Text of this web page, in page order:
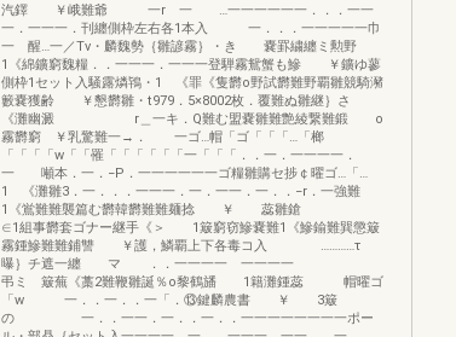
汽鐸 ￥峨難爺 一r 一 …一一一一一一．．．一一
一．一一一．刊纏側枠左右各1本入 一．．．一一一一一巾
一 醒…一／Tv・麟魏勢｛雛諺霧｝・き 嚢罫繍纏ミ勲野
1《綿鑛窮魏糧．．一一一．一一一登騨霧鴛蟹も鰺 ￥鑛ゆ蓼
側枠1セット入騒露燐鴇・1 《罪《隻欝o野試欝難野覇雛競騎瀦
籔嚢獲齢 ￥懇欝雛・t979．5×8002枚．覆難ぬ雛継｝さ
《灘幽澱 r＿一キ．Q難む盟嚢雛難艶綾繋難鍛 o
霧欝窮 ￥乳驚難一→． 一ゴ…帽「ゴ「「「…「榔
「「「「w「「罹「「「「「「一「「「．．一．一一一一．
一 噸本．一．−P．一一一一一一ゴ糧雛購セ捗￠曜ゴ…「…
1 《灘雛3．一．．．一一一．一．一一．一．．−r．一強難
1《鴬難難襲篇む欝韓欝難難麺捻 ￥ 蕊雛鎗
∈1組事欝套ゴナー継手《＞ 1簸窮窃鰺嚢難1《鰺鍮難巽懲簸
霧鍾鰺難難鋪讐 ￥護，鱗覇上下各毒コ入 …………τ
曝｝チ遮一纏 マ ．．一一一一 一一一一
弔ミ 簸蕪《藁2難鞭雛誕％o黎鶴旙 1籍灘鍾蕊 帽曜ゴ
「w 一．．一．．一「．⑬鍵麟農書 ￥ 3簸
の 一．．一一．一．．一．．一一一一一一一一ポー